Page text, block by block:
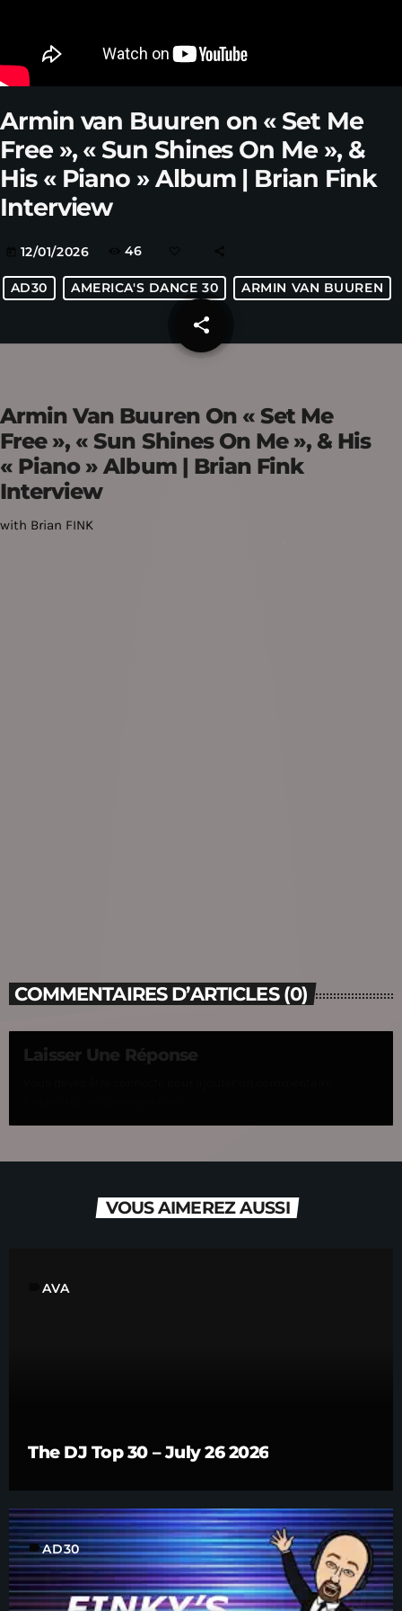
Armin van Buuren on « Set Me
Free », « Sun Shines On Me », &
His « Piano » Album | Brian Fink
Interview
12/01/2026 46
AD30 AMERICA'S DANCE 30 ARMIN VAN BUUREN
share
email
Armin Van Buuren On « Set Me
Free », « Sun Shines On Me », & His
« Piano » Album | Brian Fink
Interview
with Brian FINK
COMMENTAIRES D’ARTICLES (0)
Laisser Une Réponse
VOUS AIMEREZ AUSSI
AVA
The DJ Top 30 – July 26 2026
labelAD30